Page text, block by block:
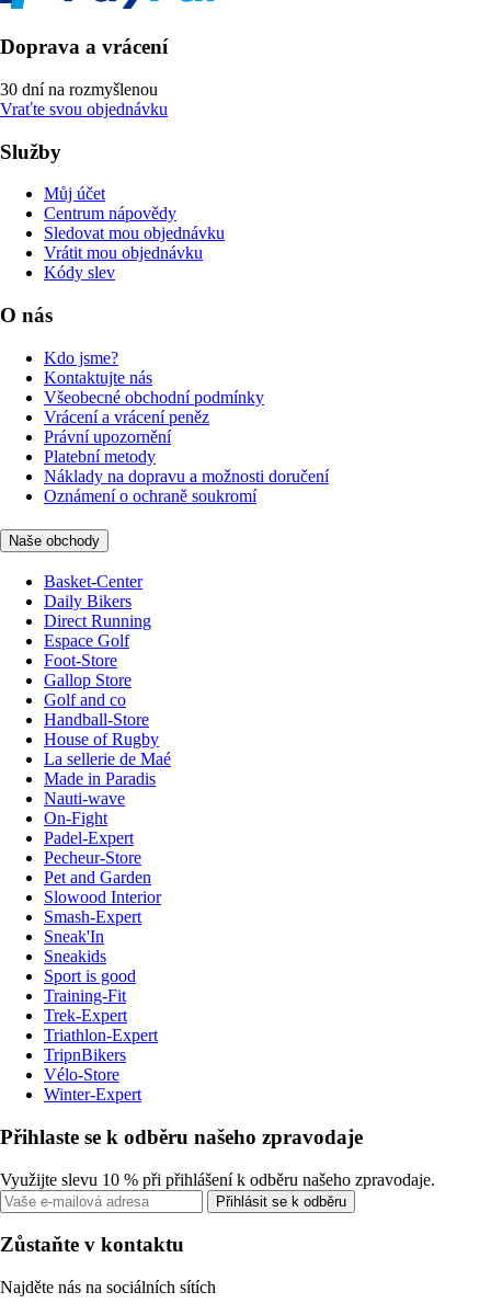
Doprava a vrácení
30 dní na rozmyšlenou
Vraťte svou objednávku
Služby
Můj účet
Centrum nápovědy
Sledovat mou objednávku
Vrátit mou objednávku
Kódy slev
O nás
Kdo jsme?
Kontaktujte nás
Všeobecné obchodní podmínky
Vrácení a vrácení peněz
Právní upozornění
Platební metody
Náklady na dopravu a možnosti doručení
Oznámení o ochraně soukromí
Naše obchody
Basket-Center
Daily Bikers
Direct Running
Espace Golf
Foot-Store
Gallop Store
Golf and co
Handball-Store
House of Rugby
La sellerie de Maé
Made in Paradis
Nauti-wave
On-Fight
Padel-Expert
Pecheur-Store
Pet and Garden
Slowood Interior
Smash-Expert
Sneak'In
Sneakids
Sport is good
Training-Fit
Trek-Expert
Triathlon-Expert
TripnBikers
Vélo-Store
Winter-Expert
Přihlaste se k odběru našeho zpravodaje
Využijte slevu 10 % při přihlášení k odběru našeho zpravodaje.
Přihlásit se k odběru
Zůstaňte v kontaktu
Najděte nás na sociálních sítích